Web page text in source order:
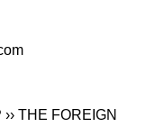
›› THE FOREIGN